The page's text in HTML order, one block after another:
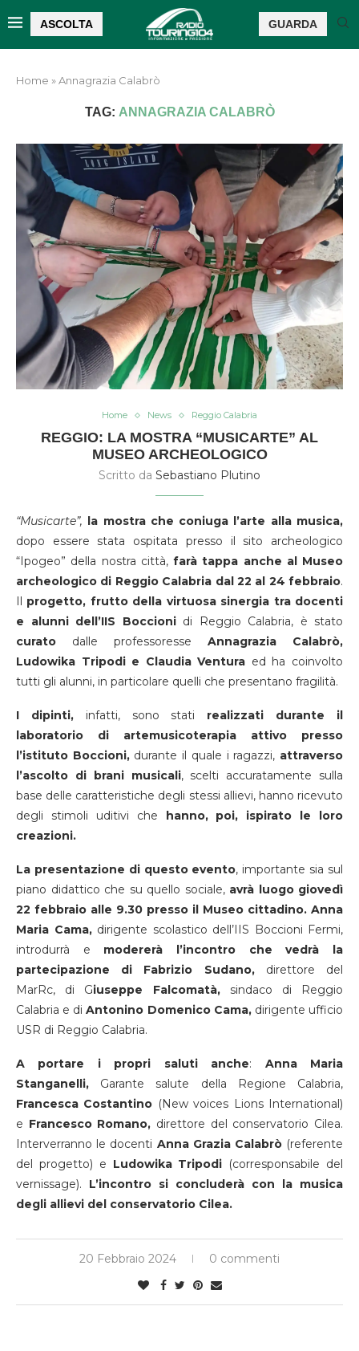
ASCOLTA GUARDA
Home »Annagrazia Calabrò
TAG: ANNAGRAZIA CALABRÒ
Home News Reggio Calabria
REGGIO: LA MOSTRA “MUSICARTE” AL
MUSEO ARCHEOLOGICO
Scritto da Sebastiano Plutino
“Musicarte”, la mostra che coniuga l’arte alla musica,
dopo essere stata ospitata presso il sito archeologico
“Ipogeo” della nostra città,farà tappa anche al Museo
archeologico di Reggio Calabria dal 22 al 24 febbraio.
Il progetto, frutto della virtuosa sinergia tra docenti
e alunni dell’IIS Boccionidi Reggio Calabria, è stato
curato dalle professoresse Annagrazia Calabrò,
Ludowika Tripodi e Claudia Ventura ed ha coinvolto
tutti gli alunni, in particolare quelli che presentano fragilità.
I dipinti,infatti, sono stati realizzati durante il
laboratorio di artemusicoterapia attivo presso
l’istituto Boccioni,durante il quale i ragazzi, attraverso
l’ascolto di brani musicali, scelti accuratamente sulla
base delle caratteristiche degli stessi allievi, hanno ricevuto
degli stimoli uditivi che hanno, poi, ispirato le loro
creazioni.
La presentazione di questo evento, importante sia sul
piano didattico che su quello sociale, avrà luogo giovedì
22 febbraio alle 9.30 presso il Museo cittadino. Anna
Maria Cama,dirigente scolastico dell’IIS Boccioni Fermi,
introdurrà e modererà l’incontro che vedrà la
partecipazione di Fabrizio Sudano,direttore del
MarRc, di Giuseppe Falcomatà,sindaco di Reggio
Calabria e diAntonino Domenico Cama,dirigente ufficio
USR di Reggio Calabria.
A portare i propri saluti anche: Anna Maria
Stanganelli, Garante salute della Regione Calabria,
Francesca Costantino (New voices Lions International)
e Francesco Romano, direttore del conservatorio Cilea.
Interverranno le docenti Anna Grazia Calabrò(referente
del progetto) e Ludowika Tripodi (corresponsabile del
vernissage). L’incontro si concluderà con la musica
degli allievi del conservatorio Cilea.
20 Febbraio 2024 0 commenti